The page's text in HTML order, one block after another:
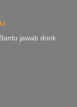
jawab donk